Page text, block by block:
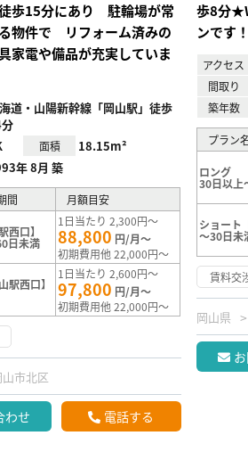
歩15分にあり 駐輪場が常
物件で リフォーム済みの
電や備品が充実していま
道・山陽新幹線「岡山駅」徒歩
面積 18.15m²
年 8月 築
間 月額目安
西口】
日未満
1日当たり 2,300円～
88,800 円/月～
初期費用他 22,000円～
駅西口】
1日当たり 2,600円～
97,800 円/月～
初期費用他 22,000円～
山市北区
わせ 電話する
歩8分
ンです
アクセス
間取り
築年数
プラン
ロング
30日以上
ショート
～30日未
賃料交
岡山県